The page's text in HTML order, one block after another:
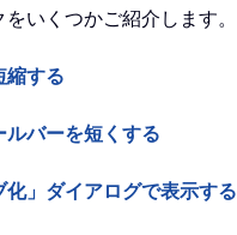
いくつかご紹介します。
縮する
ルバーを短くする
化」ダイアログで表示する